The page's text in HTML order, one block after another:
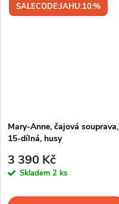
SALECODE:JAHU:10:%
Mary-Anne, čajová souprava,
15-dílná, husy
3 390 Kč
Skladem 2 ks